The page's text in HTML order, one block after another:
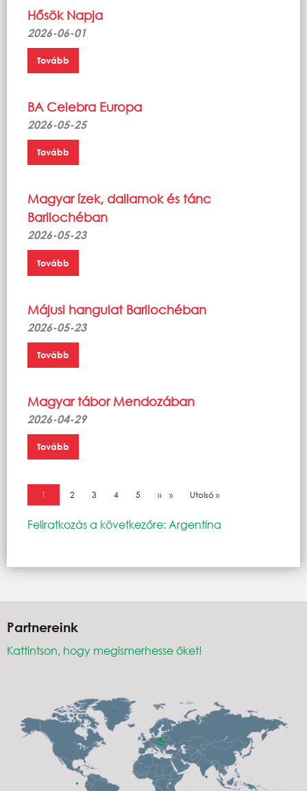
Hősök Napja
2026-06-01
Tovább
BA Celebra Europa
2026-05-25
Tovább
Magyar ízek, dallamok és tánc
Barilochéban
2026-05-23
Tovább
Májusi hangulat Barilochéban
2026-05-23
Tovább
Magyar tábor Mendozában
2026-04-29
Tovább
Oldalszámozás
Jelenlegi oldal
1 Oldal
2 Oldal
3 Oldal
4 Oldal
5 Következő oldal
›› Utolsó oldal
Utolsó »
Feliratkozás a következőre: Argentína
Partnereink
Kattintson, hogy megismerhesse őket!